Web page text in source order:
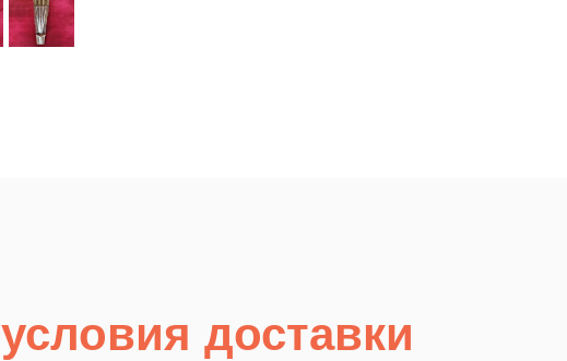
условия доставки